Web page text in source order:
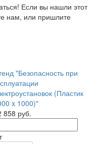
Если вы нашли этот
нам, или пришлите
"Безопасность при
(Пластик
x 1000)"
858 руб.